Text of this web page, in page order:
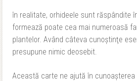
în realitate, orhideele sunt răspândite
formează poate cea mai numeroasă
plantelor. Având câteva cunoştinţe
presupune nimic deosebit.
Această carte ne ajută în cunoaşterea